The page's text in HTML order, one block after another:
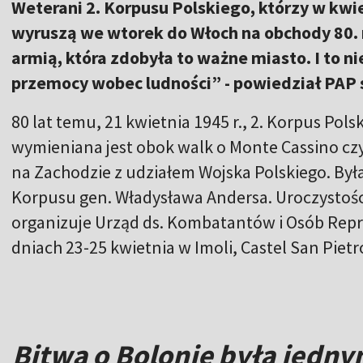
Weterani 2. Korpusu Polskiego, którzy w
wyruszą we wtorek do Włoch na obchody
armią, która zdobyła to ważne miasto. I to
przemocy wobec ludności” - powiedział
80 lat temu, 21 kwietnia 1945 r., 2. Korpus
wymieniana jest obok walk o Monte Cassino
na Zachodzie z udziałem Wojska Polskiego.
Korpusu gen. Władysława Andersa.
organizuje Urząd ds. Kombatantów i Osób
dniach 23-25 kwietnia w Imoli, Castel San
Bitwa o Bolonię była